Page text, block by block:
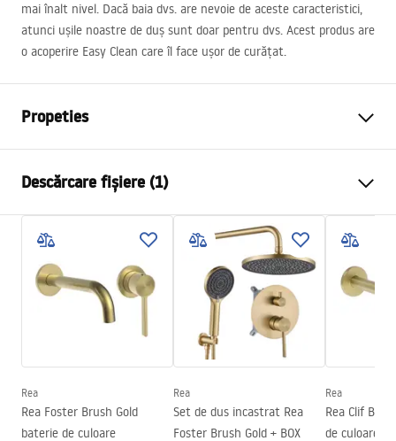
mai înalt nivel. Dacă baia dvs. are nevoie de aceste caracteristici,
atunci ușile noastre de duș sunt doar pentru dvs. Acest produs are
o acoperire Easy Clean care îl face ușor de curățat.
Propeties
Dimensiuni usa
Directia usi
Universal
Grosime sticla
6 mm
Inaltime usa de cabina
200cm
50 cm
Aluminiu
Aluminiu
Direcția deschiderii
Acoperire Easy Clean
Da , pe o parte a geamului
Descărcare fișiere (1)
Instrukcja Drzwi Montana.pdf
Rea
Rea Foster Brush Gold
baterie de culoare
Rea
Set de dus incastrat Rea
Foster Brush Gold + BOX
Rea
Rea Clif
de culoare